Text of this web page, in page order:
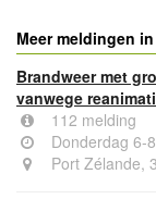
Meer meldingen
Brandweer met
vanwege
112 melding
Donderdag 6-
Port Zélande,